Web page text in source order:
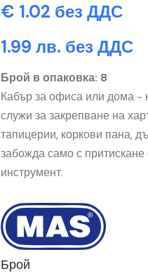
€ 1.02 без ДДС
1.99 лв. без ДДС
Брой в опаковка: 8
Кабър за офиса или дома -
служи за закрепване на
тапицерии, коркови пана,
забожда само с притискане
инструмент.
Брой